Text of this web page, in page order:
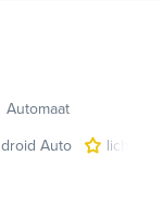
Automaat
Auto